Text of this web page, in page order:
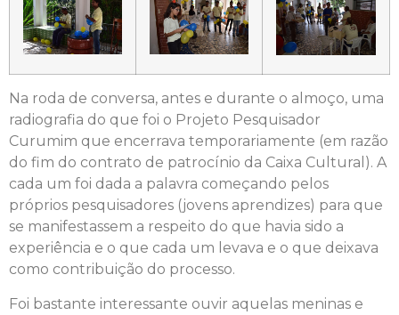
Na roda de conversa, antes e durante o almoço, uma
radiografia do que foi o Projeto Pesquisador
Curumim que encerrava temporariamente (em razão
do fim do contrato de patrocínio da Caixa Cultural). A
cada um foi dada a palavra começando pelos
próprios pesquisadores (jovens aprendizes) para que
se manifestassem a respeito do que havia sido a
experiência e o que cada um levava e o que deixava
como contribuição do processo.
Foi bastante interessante ouvir aquelas meninas e